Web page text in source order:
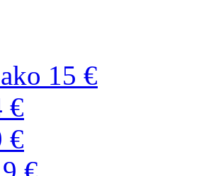
15 €
€
€